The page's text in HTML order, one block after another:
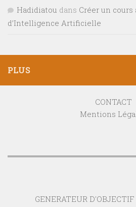
Hadidiatou dans Créer un
d’Intelligence Artificielle
PLUS
CONTACT
Mentions
GENERATEUR D'OBJECTIF